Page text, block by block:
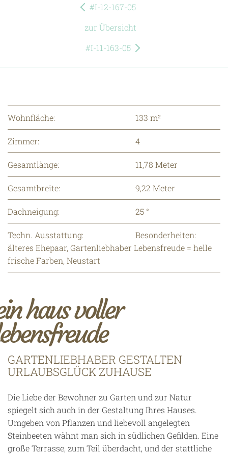
#I-12-167-05
zur Übersicht
#I-11-163-05
Wohnfläche: 133 m²
Zimmer: 4
Gesamtlänge: 11,78 Meter
Gesamtbreite: 9,22 Meter
Dachneigung: 25 °
Techn. Ausstattung:
Besonderheiten:
älteres Ehepaar, Gartenliebhaber Lebensfreude = helle
frische Farben, Neustart
haus voller
GARTENLIEBHABER GESTALTEN
URLAUBSGLÜCK ZUHAUSE
Die Liebe der Bewohner zu Garten und zur Natur
spiegelt sich auch in der Gestaltung Ihres Hauses.
Umgeben von Pflanzen und liebevoll angelegten
Steinbeeten wähnt man sich in südlichen Gefilden. Eine
große Terrasse, zum Teil überdacht, und der stattliche